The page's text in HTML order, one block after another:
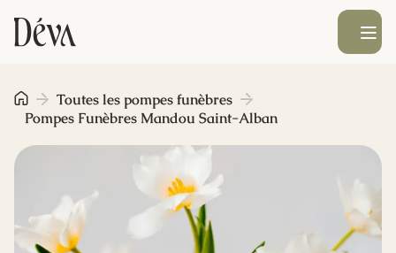
Obsèques
Prévoyance
Monument funéraire
Ouvrir le
Toutes les pompes funèbres
Pompes Funèbres Mandou Saint-Alban